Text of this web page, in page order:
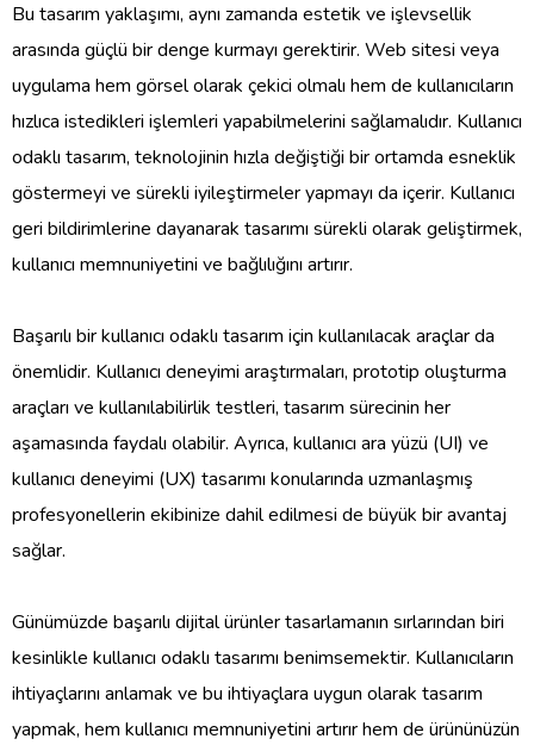
Bu tasarım yaklaşımı, aynı zamanda estetik ve işlevsellik
arasında güçlü bir denge kurmayı gerektirir. Web sitesi veya
uygulama hem görsel olarak çekici olmalı hem de kullanıcıların
hızlıca istedikleri işlemleri yapabilmelerini sağlamalıdır. Kullanıcı
odaklı tasarım, teknolojinin hızla değiştiği bir ortamda esneklik
göstermeyi ve sürekli iyileştirmeler yapmayı da içerir. Kullanıcı
geri bildirimlerine dayanarak tasarımı sürekli olarak geliştirmek,
kullanıcı memnuniyetini ve bağlılığını artırır.
Başarılı bir kullanıcı odaklı tasarım için kullanılacak araçlar da
önemlidir. Kullanıcı deneyimi araştırmaları, prototip oluşturma
araçları ve kullanılabilirlik testleri, tasarım sürecinin her
aşamasında faydalı olabilir. Ayrıca, kullanıcı ara yüzü (UI) ve
kullanıcı deneyimi (UX) tasarımı konularında uzmanlaşmış
profesyonellerin ekibinize dahil edilmesi de büyük bir avantaj
sağlar.
Günümüzde başarılı dijital ürünler tasarlamanın sırlarından biri
kesinlikle kullanıcı odaklı tasarımı benimsemektir. Kullanıcıların
ihtiyaçlarını anlamak ve bu ihtiyaçlara uygun olarak tasarım
yapmak, hem kullanıcı memnuniyetini artırır hem de ürününüzün